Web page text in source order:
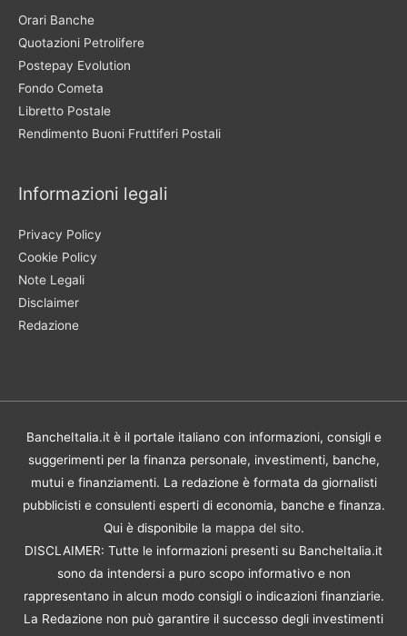
Orari Banche
Quotazioni Petrolifere
Postepay Evolution
Fondo Cometa
Libretto Postale
Rendimento Buoni Fruttiferi Postali
Informazioni legali
Privacy Policy
Cookie Policy
Note Legali
Disclaimer
Redazione
BancheItalia.it è il portale italiano con informazioni, consigli e
suggerimenti per la finanza personale, investimenti, banche,
mutui e finanziamenti. La redazione è formata da giornalisti
pubblicisti e consulenti esperti di economia, banche e finanza.
Qui è disponibile la mappa del sito.
DISCLAIMER: Tutte le informazioni presenti su BancheItalia.it
sono da intendersi a puro scopo informativo e non
rappresentano in alcun modo consigli o indicazioni finanziarie.
La Redazione non può garantire il successo degli investimenti